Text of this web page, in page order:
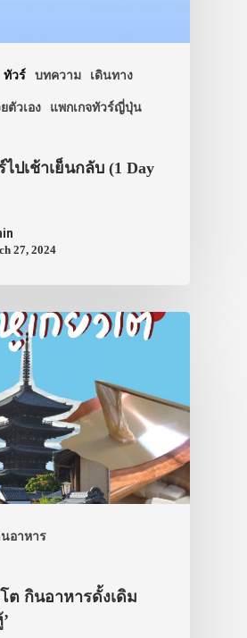
ทัวร์ บทความ เดินทาง
ตัวเอง แพกเกจทัวร์ญี่ปุ่น
ปเช้าเย็นกลับ (1 Day
27, 2024
อาหาร
โต กินอาหารดั้งเดิม
ที่พัก
สาระน่ารู้
VIDEO
ภาพประทับใจ